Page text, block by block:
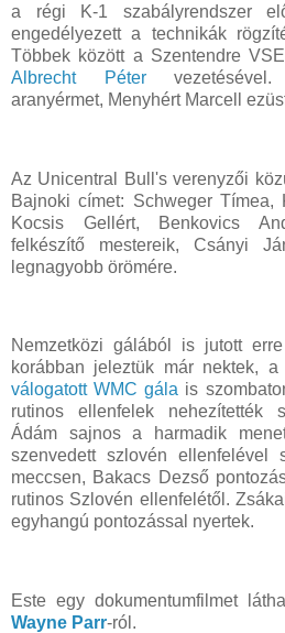
a régi K-1 szabályrendszer
engedélyezett a technikák
Többek között a Szentendre
Albrecht Pétervezetésével.
aranyérmet, Menyhért Marcell
Az Unicentral Bull's verenyzői
Bajnoki címet: Schweger Tímea,
Kocsis Gellért, Benkovics
felkészítő mestereik, Csányi
legnagyobb örömére.
Nemzetközi gálából is jutott
korábban jeleztük már nektek, a
válogatott WMC gála is
rutinos ellenfelek nehezítették
Ádám sajnos a harmadik
szenvedett szlovén ellenfelével
meccsen, Bakacs Dezső
rutinos Szlovén ellenfelétől.
egyhangú pontozással nyertek.
Este egy dokumentumfilmet
Wayne Parr-ról.